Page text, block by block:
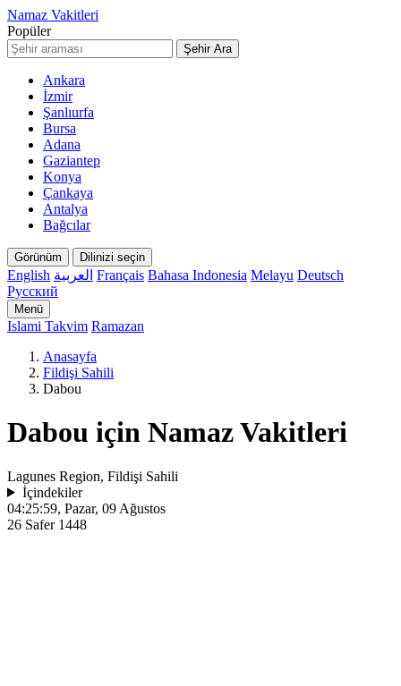
Namaz Vakitleri
Popüler
Şehir Ara
Ankara
İzmir
Şanlıurfa
Bursa
Adana
Gaziantep
Konya
Çankaya
Antalya
Bağcılar
Görünüm Dilinizi seçin
English العربية Français Bahasa Indonesia Melayu Deutsch
Русский
Menü
Islami Takvim Ramazan
Anasayfa
Fildişi Sahili
Dabou
Dabou için Namaz Vakitleri
Lagunes Region, Fildişi Sahili
İçindekiler
04:25:59, Pazar, 09 Ağustos
26 Safer 1448